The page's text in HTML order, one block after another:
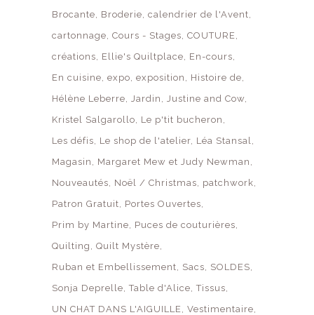
Brocante
Broderie calendrier de l'Avent
cartonnage Cours - Stages COUTURE
créations
Ellie's Quiltplace
En-cours
En cuisine expo exposition
Histoire de
Hélène Leberre Jardin
Justine and Cow
Kristel Salgarollo
Le p'tit bucheron
Les défis
Le shop de l'atelier Léa Stansal
Magasin
Margaret Mew et Judy Newman
Nouveautés
Noël / Christmas
patchwork
Patron Gratuit
Portes Ouvertes
Prim by Martine
Puces de couturières
Quilting
Quilt Mystère
Ruban et Embellissement
Sacs
SOLDES
Sonja Deprelle Table d'Alice Tissus
UN CHAT DANS L'AIGUILLE Vestimentaire